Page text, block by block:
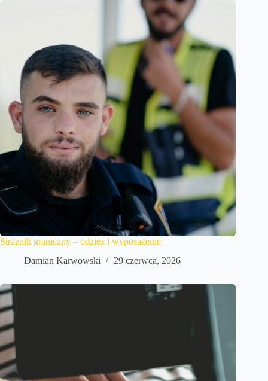
Strażnik graniczny – odzież i wyposażenie
Damian Karwowski
29 czerwca, 2026